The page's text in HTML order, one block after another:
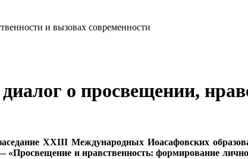
о просвещении,
заседание XXIII Международных Иоасафовских
и нравственность: формирование